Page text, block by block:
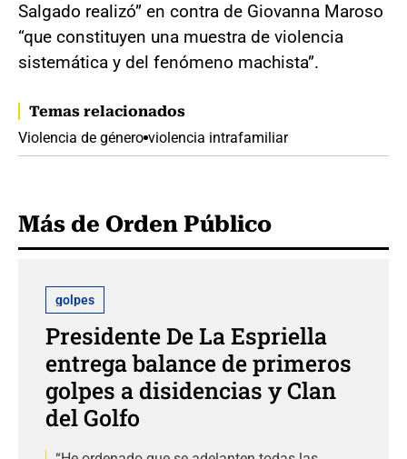
Salgado realizó” en contra de Giovanna Maroso
“que constituyen una muestra de violencia
sistemática y del fenómeno machista”.
Temas relacionados
Violencia de género violencia intrafamiliar
Más de Orden Público
golpes
Presidente De La Espriella
entrega balance de primeros
golpes a disidencias y Clan
del Golfo